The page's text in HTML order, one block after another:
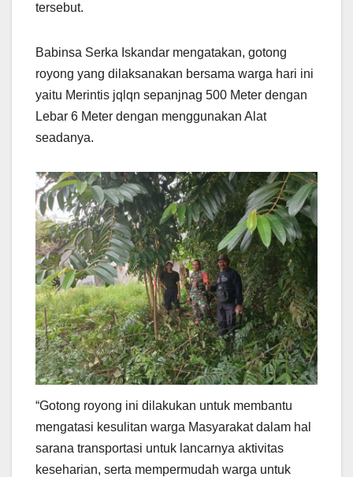
tersebut.
Babinsa Serka Iskandar mengatakan, gotong
royong yang dilaksanakan bersama warga hari ini
yaitu Merintis jqlqn sepanjnag 500 Meter dengan
Lebar 6 Meter dengan menggunakan Alat
seadanya.
“Gotong royong ini dilakukan untuk membantu
mengatasi kesulitan warga Masyarakat dalam hal
sarana transportasi untuk lancarnya aktivitas
keseharian, serta mempermudah warga untuk